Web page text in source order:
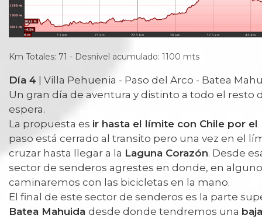
Km Totales: 71 - Desnivel acumulado: 1100 mts
Día 4 | Villa Pehuenia - Paso del Arco - Batea
Un gran día de aventura y distinto a todo el resto
espera.
La propuesta es ir hasta el límite con Chile por el
paso está cerrado al transito pero una vez en el
cruzar hasta llegar a la Laguna Corazón. Desde
sector de senderos agrestes en donde, en
caminaremos con las bicicletas en la mano.
El final de este sector de senderos es la parte
Batea Mahuida desde donde tendremos una